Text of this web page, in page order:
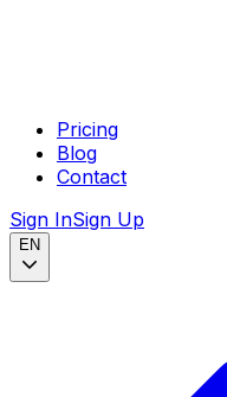
Pricing
Blog
Contact
Sign InSign Up
EN